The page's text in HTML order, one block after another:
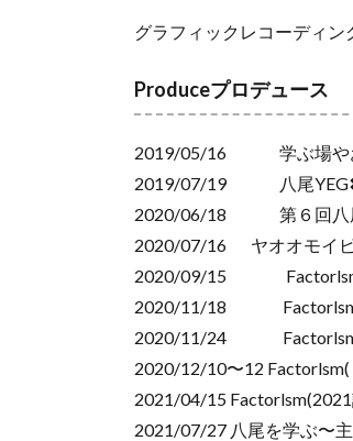
グラフィックレコーディ
Produceプロデュース
2019/05/16 学ぶ場やお
2019/07/19 八尾YEG✖
2020/06/18 第６回八尾
2020/07/16 ヤオオモイ
2020/09/15 Factorlsm(
2020/11/18 Factorlsm(
2020/11/24 Factorlsm(
2020/12/10〜12
2021/04/15
2021/07/27 八尾を学ぶ〜